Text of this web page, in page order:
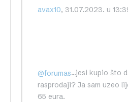
avax10, 31.07.2023. u
@forumas…jesi kupio što
rasprodaji? Ja sam uzeo
65 eura.